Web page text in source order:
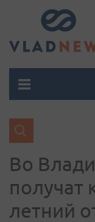
Во
получат
летний